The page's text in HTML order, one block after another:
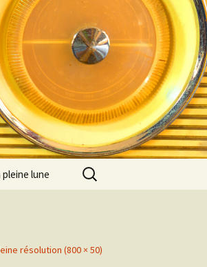
pleine lune
Rechercher :
résolution (800 × 50)